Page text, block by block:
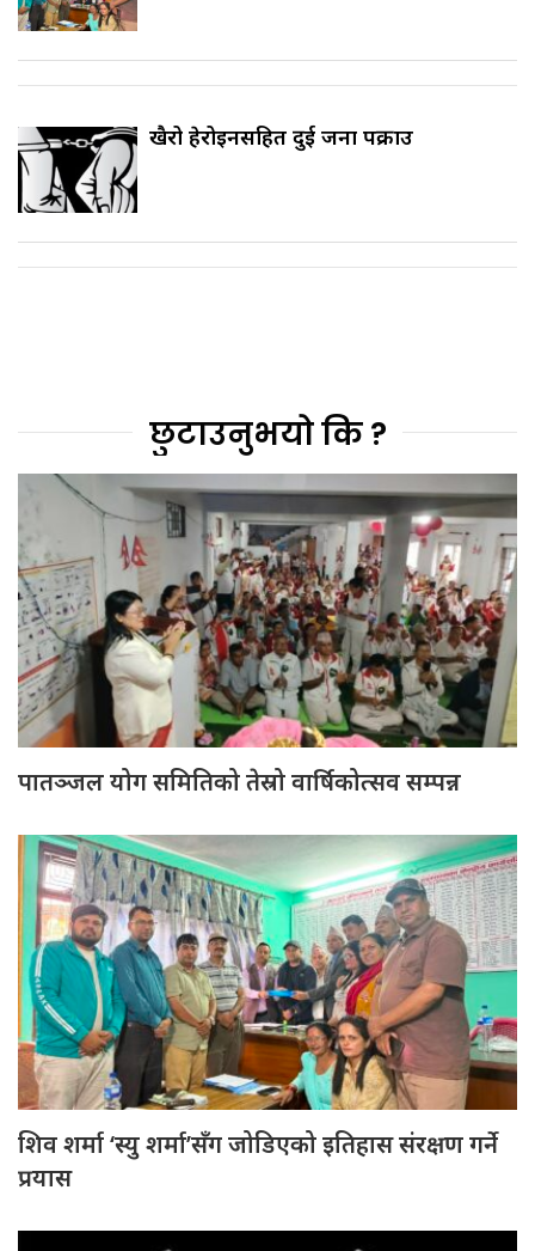
खैरो हेरोइनसहित दुई जना पक्राउ
छुटाउनुभयो कि ?
पातञ्जल योग समितिको तेस्रो वार्षिकोत्सव सम्पन्न
शिव शर्मा ‘स्यु शर्मा’सँग जोडिएको इतिहास संरक्षण गर्ने
प्रयास